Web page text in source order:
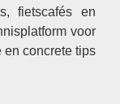
fietscafés en
voor
en concrete tips